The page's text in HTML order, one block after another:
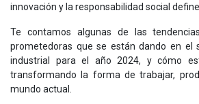
innovación y la responsabilidad social
Te contamos algunas de las
prometedoras que se están dando en el
industrial para el año 2024, y cómo
transformando la forma de trabajar,
mundo actual.